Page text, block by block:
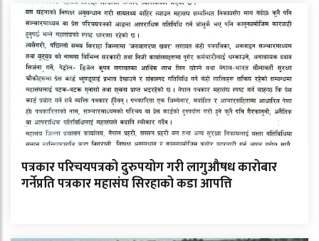
पत्रकार परिचयपत्रको दुरुपयोग गरी लागुऔषध कारोबार
गर्नेप्रति पत्रकार महासंघ सिरहाको कडा आपत्ति